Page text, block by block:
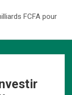
FCFA pour